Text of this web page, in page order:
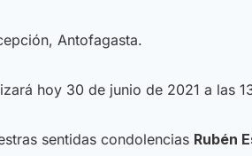
Antofagasta.
hoy 30 de junio de 2021 a las
sentidas condolencias Rubén